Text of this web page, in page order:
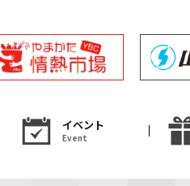
イベント
Event